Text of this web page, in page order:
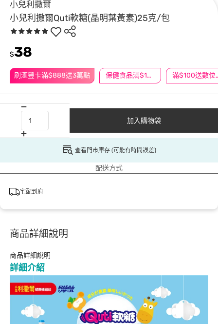
小兒利撒爾
小兒利撒爾Quti軟糖(晶明葉黃素)25克/包
刷滙豐卡滿$888送3萬點 保健食品滿$1200送$100 滿
$38
加入購物袋
查看門市庫存 (可能有時間誤差)
配送方式
宅配到府
商品詳細說明
商品詳細說明
詳細介紹